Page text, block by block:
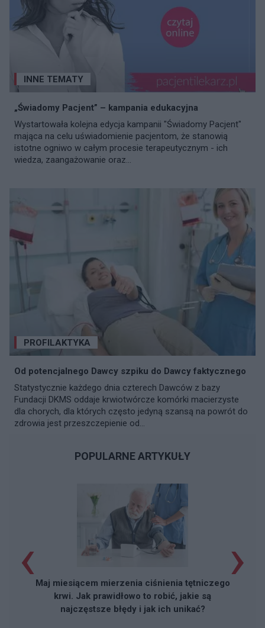
INNE TEMATY
„Świadomy Pacjent” – kampania edukacyjna
Wystartowała kolejna edycja kampanii "Świadomy Pacjent"
mająca na celu uświadomienie pacjentom, że stanowią
istotne ogniwo w całym procesie terapeutycznym - ich
wiedza, zaangażowanie oraz...
PROFILAKTYKA
Od potencjalnego Dawcy szpiku do Dawcy faktycznego
Statystycznie każdego dnia czterech Dawców z bazy
Fundacji DKMS oddaje krwiotwórcze komórki macierzyste
dla chorych, dla których często jedyną szansą na powrót do
zdrowia jest przeszczepienie od...
POPULARNE ARTYKUŁY
Maj miesiącem mierzenia ciśnienia tętniczego
krwi. Jak prawidłowo to robić, jakie są
najczęstsze błędy i jak ich unikać?
‹ ›